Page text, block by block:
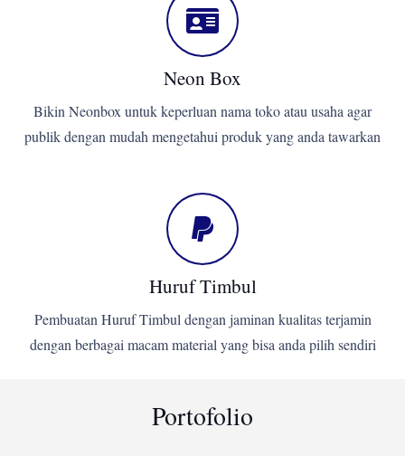
Neon Box
Bikin Neonbox untuk keperluan nama toko atau usaha agar
publik dengan mudah mengetahui produk yang anda tawarkan
Huruf Timbul
Pembuatan Huruf Timbul dengan jaminan kualitas terjamin
dengan berbagai macam material yang bisa anda pilih sendiri
Portofolio